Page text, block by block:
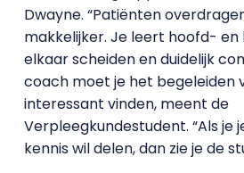
Dwayne. “Patiënten
makkelijker. Je leert hoofd- en
elkaar scheiden en duidelijk
coach moet je het begeleiden
interessant vinden, meent de
Verpleegkundestudent. “Als je
kennis wil delen, dan zie je de